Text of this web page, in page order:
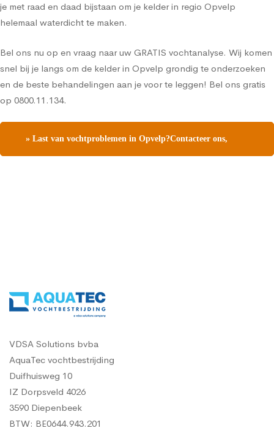
je met raad en daad bijstaan om je kelder in regio Opvelp
helemaal waterdicht te maken.
Bel ons nu op en vraag naar uw GRATIS vochtanalyse. Wij komen
snel bij je langs om de kelder in Opvelp grondig te onderzoeken
en de beste behandelingen aan je voor te leggen! Bel ons gratis
op 0800.11.134.
» Last van vochtproblemen in Opvelp?Contacteer ons,
VDSA Solutions bvba
AquaTec vochtbestrijding
Duifhuisweg 10
IZ Dorpsveld 4026
3590 Diepenbeek
BTW: BE0644.943.201